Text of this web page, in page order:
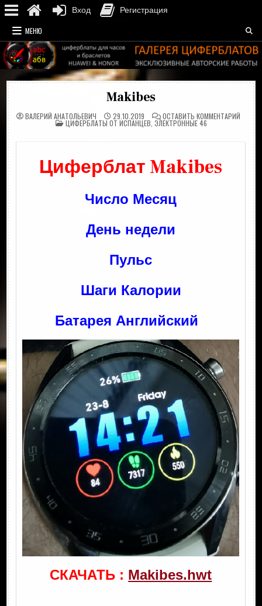
Перейти
к
содержимому
МЕНЮ
Makibes
ВАЛЕРИЙ АНАТОЛЬЕВИЧ 29.10.2019 ОСТАВИТЬ КОММЕНТАРИЙНА
ОПУБЛИКОВАНО
В
ЦИФЕРБЛАТЫ ОТ ИСПАНЦЕВ ЭЛЕКТРОННЫЕ 46
Циферблат Makibes
Число Месяц
День недели
Пульс
Шаги Калории
Батарея Английский
СКАЧАТЬ : Makibes.hwt
Вход Регистрация